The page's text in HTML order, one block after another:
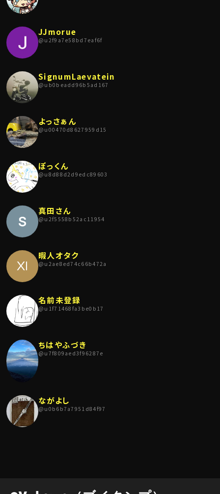
JJmorue
@ u2f9a7e58bd7eaf6f
SignumLaevatein
@ ub0beadd96b5ad167
よっさぁん
@ u00470d8627959d15
ぽっくん
@ u8d88d2d9edc89603
真田さん
@ u2f5558b52ac11954
暇人オタク
@ u2ae8ed74c66b472a
名前未登録
@ u1f71468fa3be0b17
ちはやふづき
@ u7f809aed3f96287e
ながよし
@ u0b6b7a7951d84f97